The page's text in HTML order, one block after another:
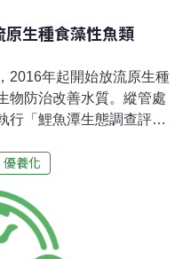
原生種食藻性魚類
2016年起開始放流原生種
物防治改善水質。縱管處
行「鯉魚潭生態調查評估
3000尾白鰱後，水質似乎
提供黑鰱、羅漢魚及菊池
以生態食物鏈方式改善鯉
加潭內生物多樣性。黃文
優養化